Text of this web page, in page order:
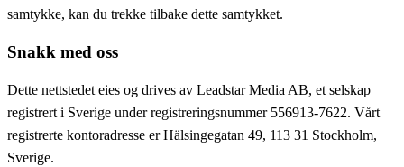
samtykke, kan du trekke tilbake dette samtykket.
Snakk med oss
Dette nettstedet eies og drives av Leadstar Media AB, et selskap
registrert i Sverige under registreringsnummer 556913-7622. Vårt
registrerte kontoradresse er Hälsingegatan 49, 113 31 Stockholm,
Sverige.